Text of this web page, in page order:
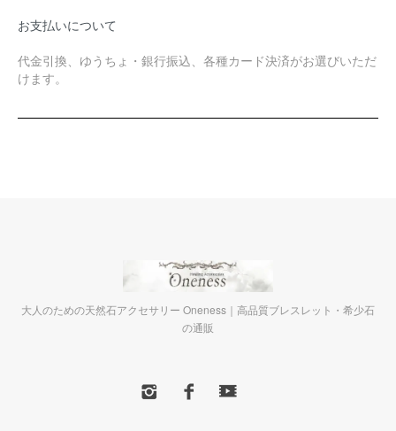
お支払いについて
代金引換、ゆうちょ・銀行振込、各種カード決済がお選びいただ
けます。
大人のための天然石アクセサリー Oneness｜高品質ブレスレット・希少石
の通販